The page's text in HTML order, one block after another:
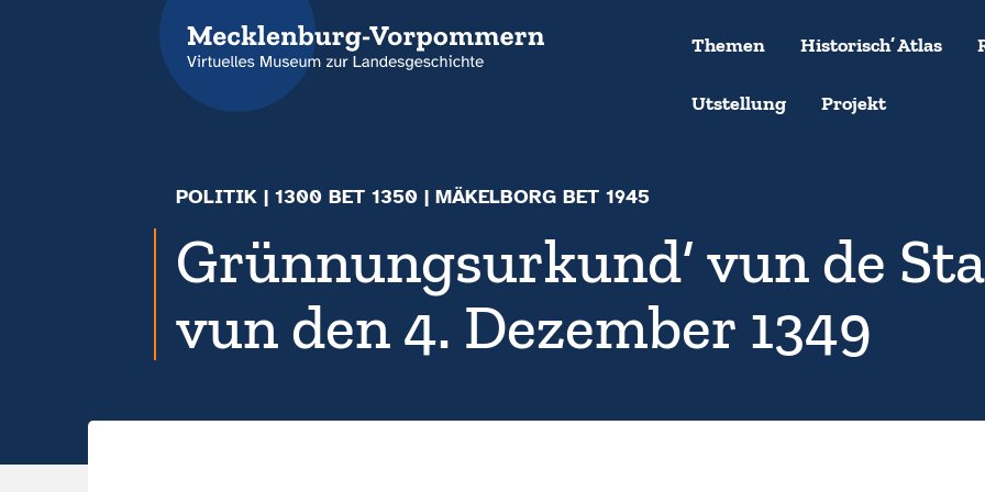
Themen Historisch’ Atlas
Utstellung Projekt
POLITIK | 1300 BET 1350 | MÄKELBORG BET 1945
Grünnungsurkund‘ vun de
vun den 4. Dezember 1349